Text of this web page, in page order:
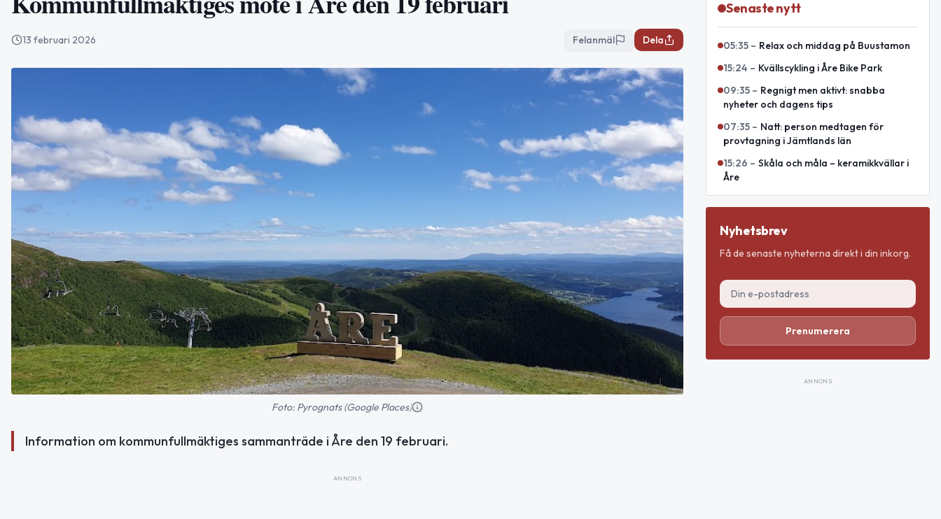
13 februari 2026 Felanmäl Dela
Foto: Pyrognats (Google Places)
Information om kommunfullmäktiges sammanträde i Åre den 19 februari.
ANNONS
Senaste nytt
05:35 – Relax och middag på Buustamon
15:24 – Kvällscykling i Åre Bike Park
09:35 – Regnigt men aktivt: snabba
nyheter och dagens tips
07:35 – Natt: person medtagen för
provtagning i Jämtlands län
15:26 – Skåla och måla – keramikkvällar i
Åre
Nyhetsbrev
Få de senaste nyheterna direkt i din inkorg.
Prenumerera
ANNONS